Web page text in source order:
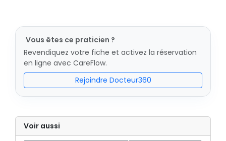
Vous êtes ce praticien ?
Revendiquez votre fiche et activez la réservation
en ligne avec CareFlow.
Rejoindre Docteur360
Voir aussi